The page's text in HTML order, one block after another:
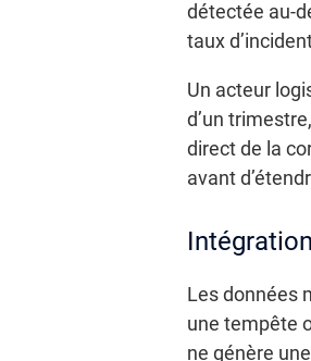
détectée au-
taux
Un acteur
d’un
direct de la
avant
Les données
une tempête
ne génère